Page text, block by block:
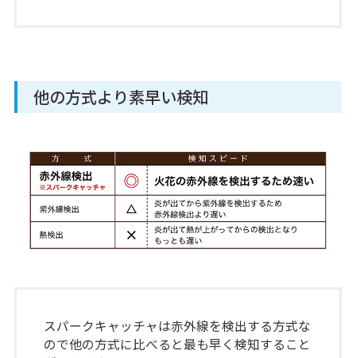
他の方式より素早い検知
スパークキャッチャは赤外線を検出する方式な
ので他の方式に比べると最も早く検知すること